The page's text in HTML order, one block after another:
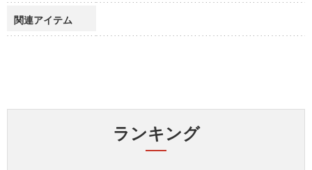
関連アイテム
ランキング